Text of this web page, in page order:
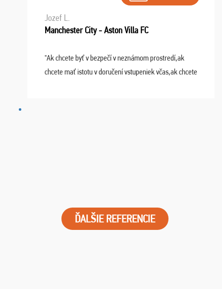
Jozef L.
Manchester City - Aston Villa FC
"Ak chcete byť v bezpečí v neznámom prostredí,ak
chcete mať istotu v doručení vstupeniek včas,ak chcete
ĎALŠIE REFERENCIE